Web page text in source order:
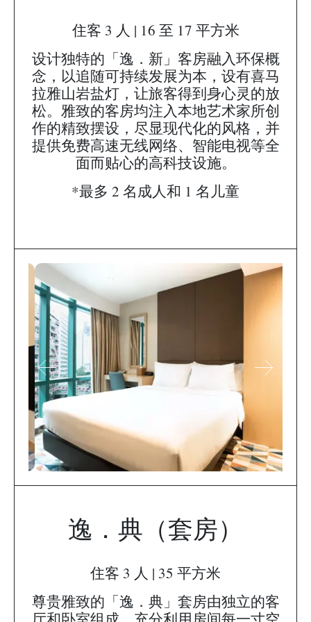
住客 3 人 | 16 至 17 平方米
设计独特的「逸．新」客房融入环保概
念，以追随可持续发展为本，设有喜马
拉雅山岩盐灯，让旅客得到身心灵的放
松。雅致的客房均注入本地艺术家所创
作的精致摆设，尽显现代化的风格，并
提供免费高速无线网络、智能电视等全
面而贴心的高科技设施。
*最多 2 名成人和 1 名儿童
逸．典（套房）
住客 3 人 | 35 平方米
尊贵雅致的「逸．典」套房由独立的客